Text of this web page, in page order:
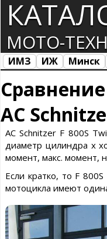
МОТО-
ИМЗ ИЖ Минск
AC
AC Schnitzer F 800S
диаметр цилиндра х
момент, макс. момент,
Если кратко, то F
мотоцикла имеют